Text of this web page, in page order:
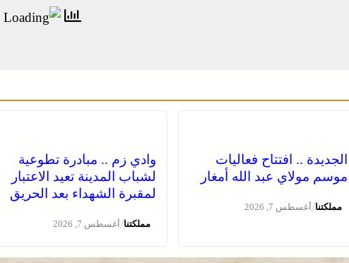
الجديدة .. افتتاح فعاليات
موسم مولاي عبد الله أمغار
مملكتنا/أغسطس 7, 2026
وادي زم .. مبادرة تطوعية
لشباب المدينة تعيد الاعتبار
لمقبرة الشهداء بعد الحريق
مملكتنا/أغسطس 7, 2026